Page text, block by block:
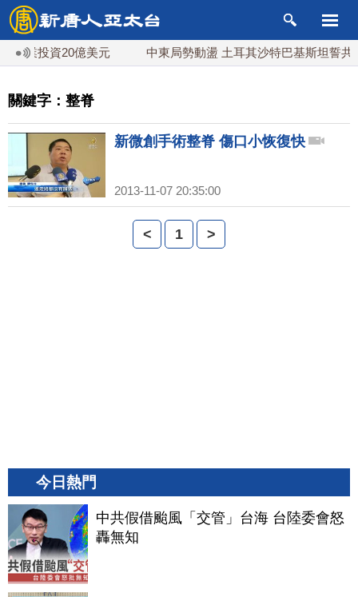
業投資20億美元 中東局勢動盪 土耳其沙特巴基斯坦誓共同
關鍵字：整脊
新微創手術整脊 傷口小恢復快
2013-11-07 20:35:00
< 1 >
今日熱門
中共假借颱風「交管」台海 台陸委會怒
轟無知